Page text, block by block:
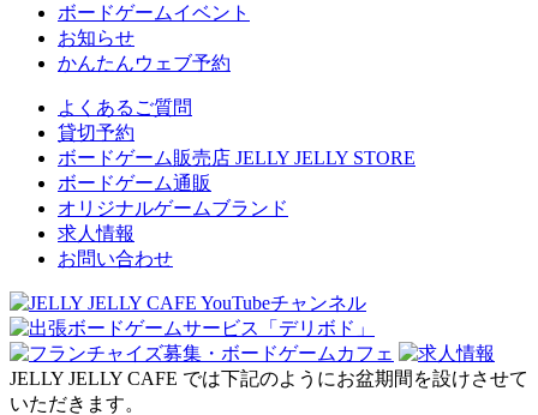
ボードゲームイベント
お知らせ
かんたんウェブ予約
よくあるご質問
貸切予約
ボードゲーム販売店 JELLY JELLY STORE
ボードゲーム通販
オリジナルゲームブランド
求人情報
お問い合わせ
JELLY JELLY CAFE では下記のようにお盆期間を設けさせて
いただきます。